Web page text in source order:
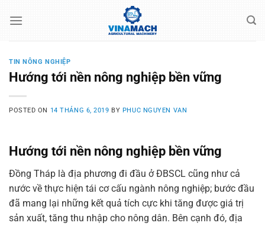
TIN NÔNG NGHIỆP
Hướng tới nền nông nghiệp bền vững
POSTED ON 14 THÁNG 6, 2019 BY PHUC NGUYEN VAN
Hướng tới nền nông nghiệp bền vững
Đồng Tháp là địa phương đi đầu ở ĐBSCL cũng như cả
nước về thực hiện tái cơ cấu ngành nông nghiệp; bước đầu
đã mang lại những kết quả tích cực khi tăng được giá trị
sản xuất, tăng thu nhập cho nông dân. Bên cạnh đó, địa